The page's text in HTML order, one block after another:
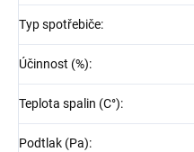
Typ spotřebiče:
Účinnost (%):
Teplota spalin (C°):
Podtlak (Pa):